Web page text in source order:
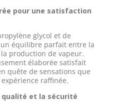
pour une satisfaction
glycol et de
équilibre parfait entre la
production de vapeur.
élaborée satisfait
quête de sensations que
raffinée.
et la sécurité